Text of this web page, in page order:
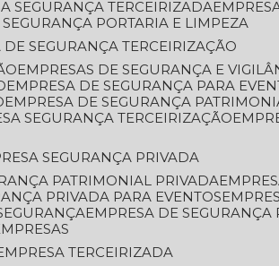
SEGURANÇA TERCEIRIZADA
SEGURANÇA PORTARIA E LIMPEZA
DE SEGURANÇA TERCEIRIZAÇÃO
EMPRESAS DE SEGURANÇA E
EMPRESA DE SEGURANÇA PARA
EMPRESA DE SEGURANÇA
SEGURANÇA TERCEIRIZAÇÃO
SEGURANÇA PRIVADA
PATRIMONIAL PRIVADA
PRIVADA PARA EVENTOS
EMPRESA DE
EMPRESA TERCEIRIZADA